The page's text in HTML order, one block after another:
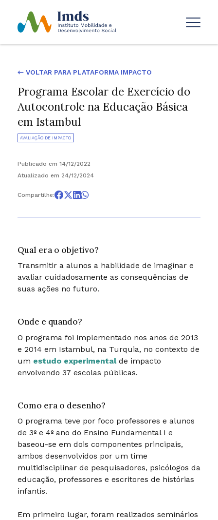
← VOLTAR PARA PLATAFORMA IMPACTO
Programa Escolar de Exercício do
Autocontrole na Educação Básica
em Istambul
AVALIAÇÃO DE IMPACTO
Publicado em 14/12/2022
Atualizado em 24/12/2024
Compartilhe:
Qual era o objetivo?
Transmitir a alunos a habilidade de imaginar e
avaliar cuidadosamente as consequências de
suas ações no futuro.
Onde e quando?
O programa foi implementado nos anos de 2013
e 2014 em Istambul, na Turquia, no contexto de
um estudo experimentalde impacto
envolvendo 37 escolas públicas.
Como era o desenho?
O programa teve por foco professores e alunos
de 3º e 4º ano do Ensino Fundamental I e
baseou-se em dois componentes principais,
ambos desenvolvidos por um time
multidisciplinar de pesquisadores, psicólogos da
educação, professores e escritores de histórias
infantis.
Em primeiro lugar, foram realizados seminários